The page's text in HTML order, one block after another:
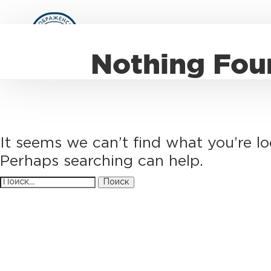
Nothing
It seems we can’t find what you’re
Perhaps searching can help.
Найти: